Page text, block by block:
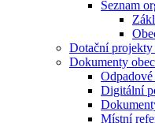
Seznam
Dotační projekty
Dokumenty
Digitální
Místní